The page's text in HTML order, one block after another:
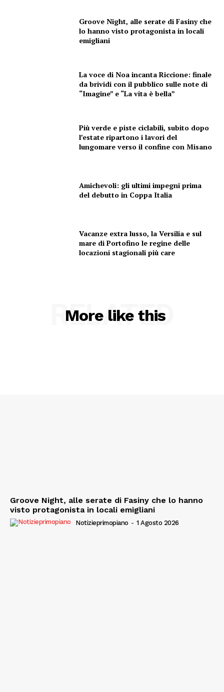
Groove Night, alle serate di Fasiny che
lo hanno visto protagonista in locali
emigliani
La voce di Noa incanta Riccione: finale
da brividi con il pubblico sulle note di
“Imagine” e “La vita è bella”
Più verde e piste ciclabili, subito dopo
l’estate ripartono i lavori del
lungomare verso il confine con Misano
Amichevoli: gli ultimi impegni prima
del debutto in Coppa Italia
Vacanze extra lusso, la Versilia e sul
mare di Portofino le regine delle
locazioni stagionali più care
More like this
RELATED
Groove Night, alle serate di Fasiny che lo hanno
visto protagonista in locali emigliani
Notizieprimopiano - 1 Agosto 2026